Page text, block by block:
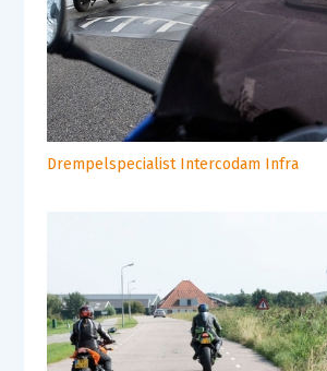
Drempelspecialist Intercodam Infra